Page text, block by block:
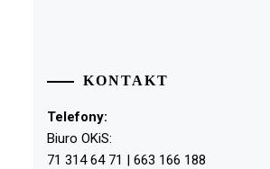
KONTAKT
Telefony:
Biuro OKiS:
71 314 64 71 | 663 166 188